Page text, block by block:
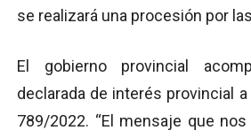
se realizará una procesión por
El gobierno provincial
declarada de interés provincial
789/2022. “El mensaje que